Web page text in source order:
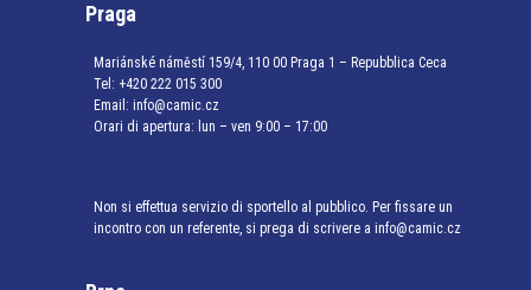
Praga
Mariánské náměstí 159/4, 110 00 Praga 1 – Repubblica Ceca
Tel: +420 222 015 300
Email: info@camic.cz
Orari di apertura: lun – ven 9:00 – 17:00
Non si effettua servizio di sportello al pubblico. Per fissare un
incontro con un referente, si prega di scrivere a info@camic.cz